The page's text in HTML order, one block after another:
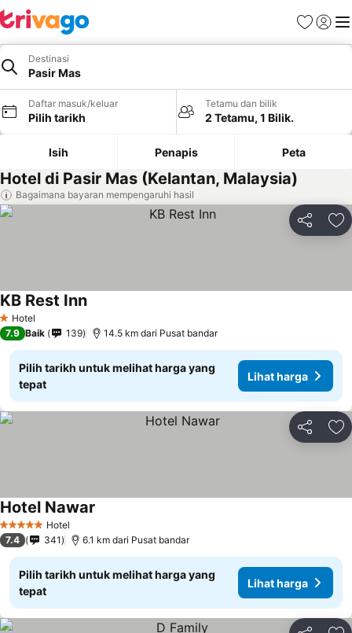
Kegemaran
Daftar
Destinasi
Pasir Mas
Daftar masuk/keluar
Pilih tarikh
Tetamu dan bilik
2 Tetamu, 1 Bilik.
Isih Penapis Peta
Hotel di Pasir Mas (Kelantan, Malaysia)
Bagaimana bayaran mempengaruhi hasil
Kongsi
1 Bintang
Hotel
KB Rest Inn
7.9 Baik 139 14.5 km dari Pusat bandar
Pilih tarikh untuk melihat harga yang
tepat
Lihat harga
Kongsi
5 Bintang Hotel
Hotel Nawar
7.4 341 6.1 km dari Pusat bandar
Pilih tarikh untuk melihat harga yang
tepat
Lihat harga